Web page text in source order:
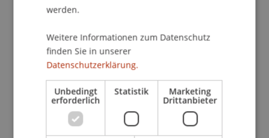
Publikationsart
Mitarbeitende
werden.
Weitere Informationen zum Datenschutz
finden Sie in unserer
Datenschutzerklärung.
Unbedingt
erforderlich
Statistik Marketing
Drittanbieter